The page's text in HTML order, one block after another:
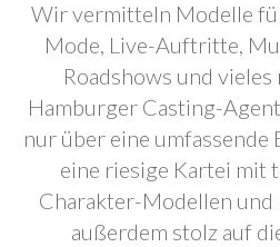
Wir vermitteln Modelle
Mode, Live-Auftritte,
Roadshows und
Hamburger Casting-
nur über eine umfassende
eine riesige Kartei mit
Charakter-Modellen und
außerdem stolz auf